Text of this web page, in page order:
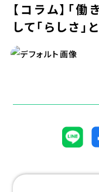
【コラム】「働
して「らしさ」